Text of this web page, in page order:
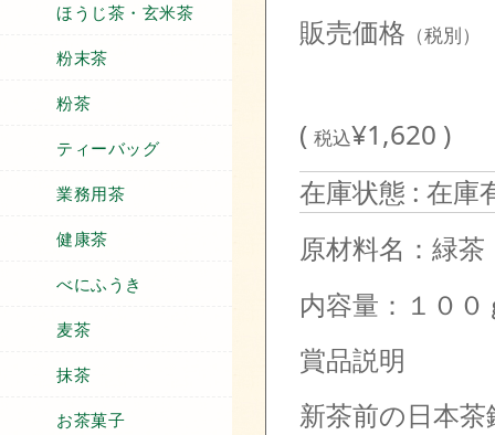
ほうじ茶・玄米茶
粉末茶
粉茶
ティーバッグ
業務用茶
健康茶
べにふうき
麦茶
抹茶
お茶菓子
販売価格 （税別）
( 税込¥1,620 )
在庫状態 : 在庫
原材料名：緑
内容量：１
賞品説明
新茶前の日本